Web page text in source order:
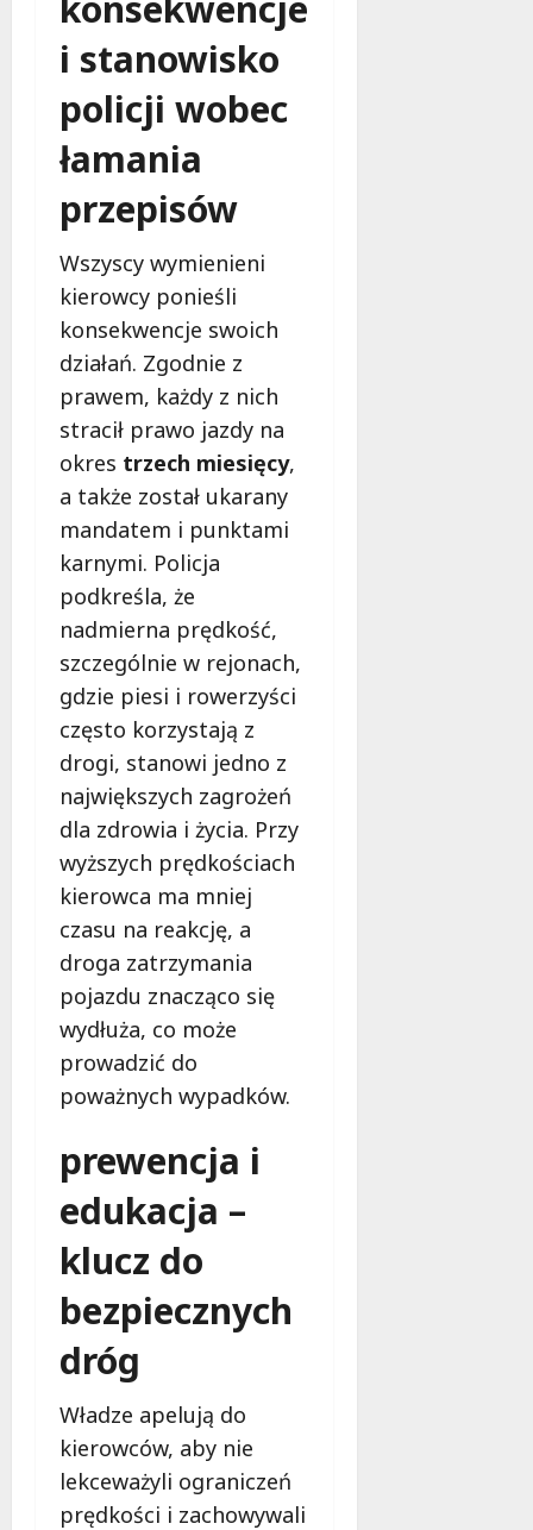
i stanowisko
policji wobec
łamania
przepisów
Wszyscy wymienieni
kierowcy ponieśli
konsekwencje swoich
działań. Zgodnie z
prawem, każdy z nich
stracił prawo jazdy na
okres trzech miesięcy,
a także został ukarany
mandatem i punktami
karnymi. Policja
podkreśla, że
nadmierna prędkość,
szczególnie w rejonach,
gdzie piesi i rowerzyści
często korzystają z
drogi, stanowi jedno z
największych zagrożeń
dla zdrowia i życia. Przy
wyższych prędkościach
kierowca ma mniej
czasu na reakcję, a
droga zatrzymania
pojazdu znacząco się
wydłuża, co może
prowadzić do
poważnych wypadków.
prewencja i
edukacja –
klucz do
bezpiecznych
dróg
Władze apelują do
kierowców, aby nie
lekceważyli ograniczeń
prędkości i zachowywali